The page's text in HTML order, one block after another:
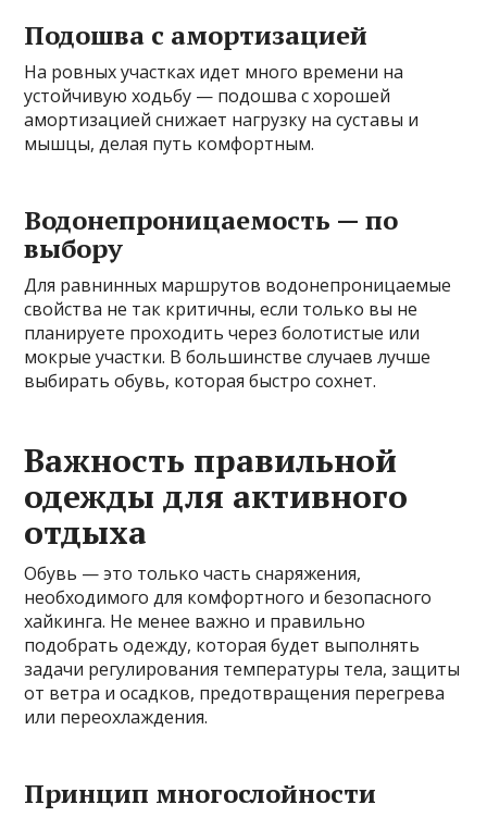
Подошва с амортизацией
На ровных участках идет много времени на
устойчивую ходьбу — подошва с хорошей
амортизацией снижает нагрузку на суставы и
мышцы, делая путь комфортным.
Водонепроницаемость — по
выбору
Для равнинных маршрутов водонепроницаемые
свойства не так критичны, если только вы не
планируете проходить через болотистые или
мокрые участки. В большинстве случаев лучше
выбирать обувь, которая быстро сохнет.
Важность правильной
одежды для активного
отдыха
Обувь — это только часть снаряжения,
необходимого для комфортного и безопасного
хайкинга. Не менее важно и правильно
подобрать одежду, которая будет выполнять
задачи регулирования температуры тела, защиты
от ветра и осадков, предотвращения перегрева
или переохлаждения.
Принцип многослойности